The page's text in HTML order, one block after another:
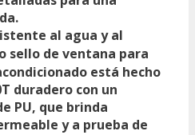
al agua y al
sello de ventana para
está hecho
duradero con un
PU, que brinda
y a prueba de